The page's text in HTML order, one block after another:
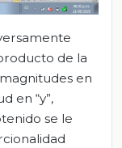
de la
en
en “y”,
se le